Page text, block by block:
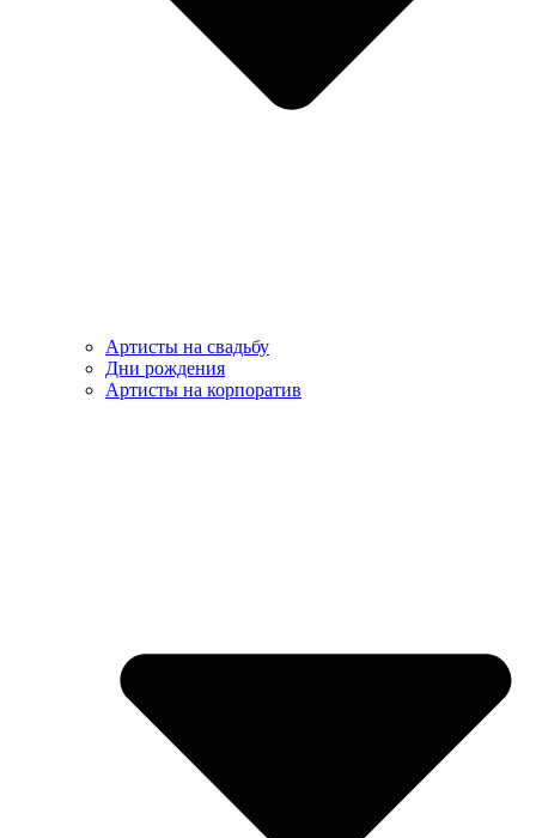
Артисты на свадьбу
Дни рождения
Артисты на корпоратив